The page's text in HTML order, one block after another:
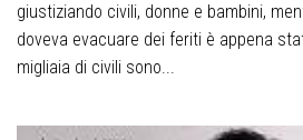
giustiziando civili, donne e bambini,
doveva evacuare dei feriti è appena
migliaia di civili sono...